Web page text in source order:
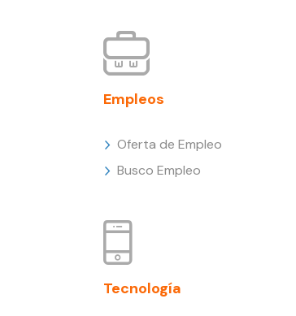
Empleos
Oferta de Empleo
Busco Empleo
Tecnología